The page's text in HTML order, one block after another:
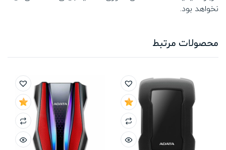
نخواهد بود.
محصولات مرتبط